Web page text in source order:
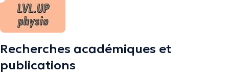
Recherches académiques et
publications